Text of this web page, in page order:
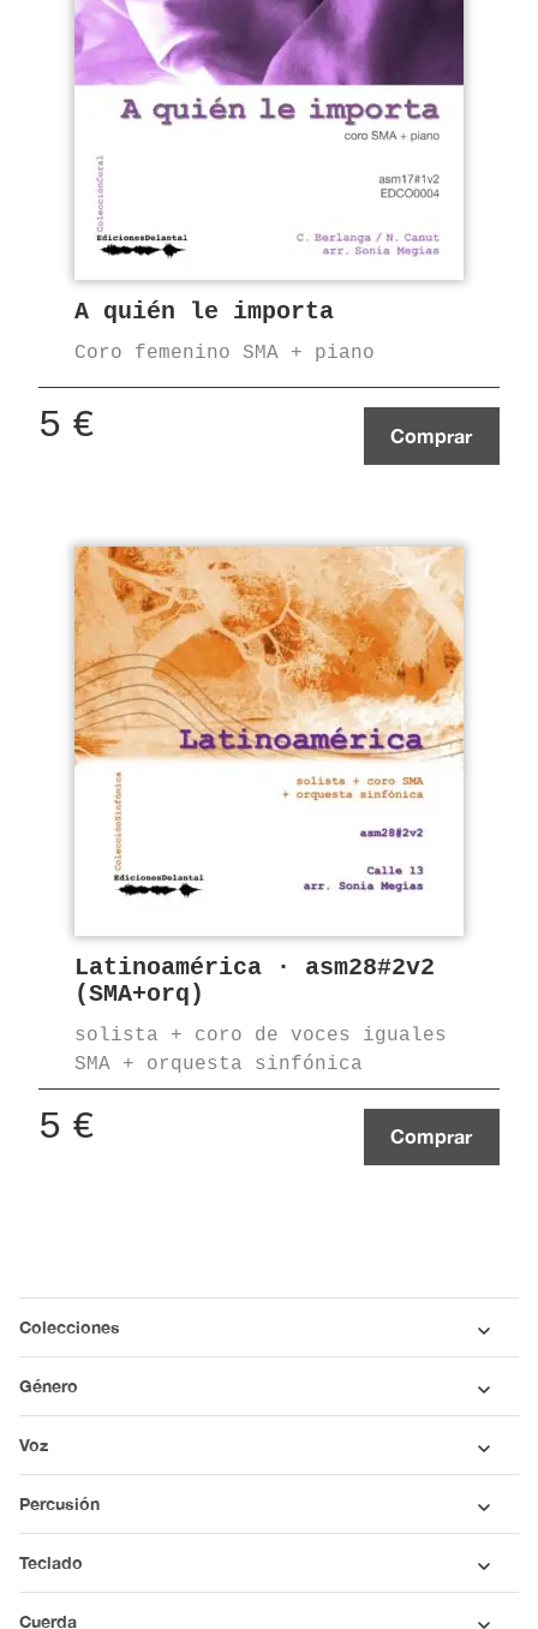
A quién le importa
Coro femenino SMA + piano
5 € Comprar
Latinoamérica · asm28#2v2
(SMA+orq)
solista + coro de voces iguales
SMA + orquesta sinfónica
5 € Comprar
Colecciones
Género
Voz
Percusión
Teclado
Cuerda